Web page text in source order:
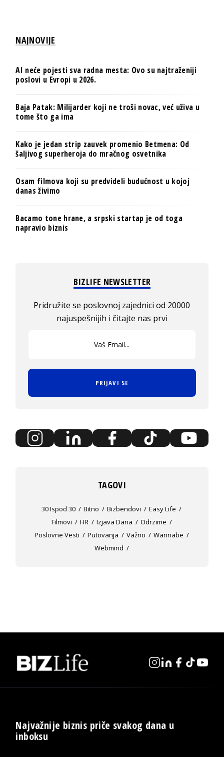
NAJNOVIJE
AI neće pojesti sva radna mesta: Ovo su najtraženiji
poslovi u Evropi u 2026.
Baja Patak: Milijarder koji ne troši novac, već uživa u
tome što ga ima
Kako je jedan strip zauvek promenio Betmena: Od
šaljivog superheroja do mračnog osvetnika
Osam filmova koji su predvideli budućnost u kojoj
danas živimo
Bacamo tone hrane, a srpski startap je od toga
napravio biznis
BIZLIFE NEWSLETTER
Pridružite se poslovnoj zajednici od 20000
najuspešnijih i čitajte nas prvi
PRIJAVI SE
TAGOVI
30 Ispod 30 Bitno Bizbendovi
Easy Life
Filmovi
HR Izjava Dana
Odrzime
Poslovne Vesti
Putovanja Važno
Wannabe
Webmind
Najvažnije biznis priče svakog dana u
inboksu